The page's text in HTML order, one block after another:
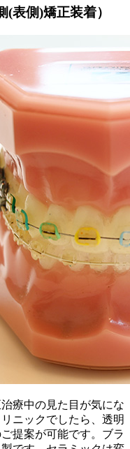
表側)矯正装着）
療中の見た目が気にな
ニックでしたら、透明
提案が可能です。ブラ